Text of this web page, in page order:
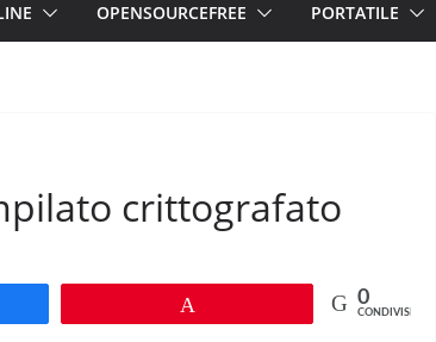
OPENSOURCEFREE PORTATILE
crittografato
0
CONDIVISIONI